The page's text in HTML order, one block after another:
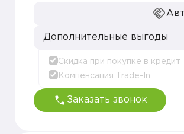
Дополнительные выгоды
Скидка при покупке в кредит
Компенсация Trade-In
Заказать звонок